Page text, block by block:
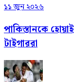
১১ জুন ২০২৬
পাকিস্তানকে
টাইগাররা